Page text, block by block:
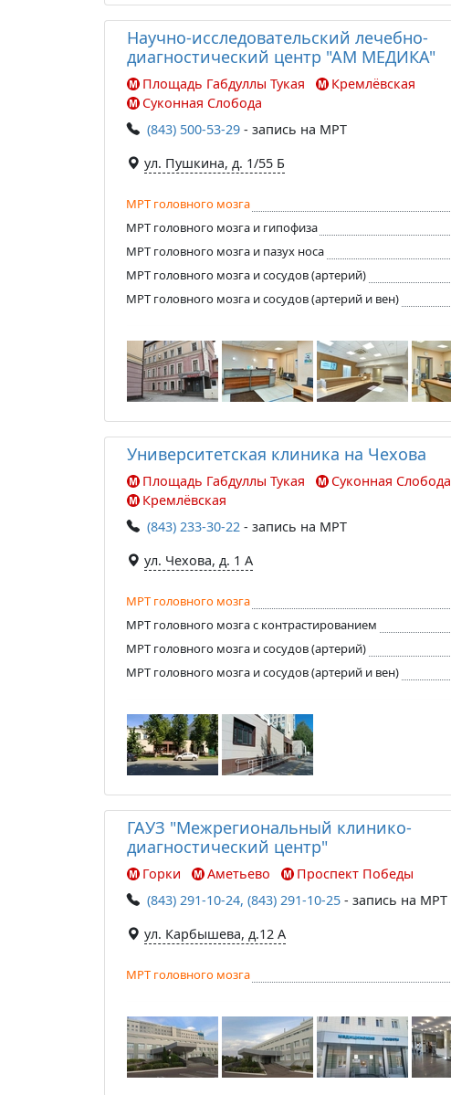
Научно-исследовательский лечебно-
диагностический центр "АМ МЕДИКА"
Площадь Габдуллы Тукая
Кремлёвская
Суконная Слобода
(843) 500-53-29 - запись на МРТ
ул. Пушкина, д. 1/55 Б
МРТ головного мозга
МРТ головного мозга и гипофиза
МРТ головного мозга и пазух носа
МРТ головного мозга и сосудов (артерий)
МРТ головного мозга и сосудов (артерий и вен)
Университетская клиника на Чехова
Площадь Габдуллы Тукая
Суконная Слобода
Кремлёвская
(843) 233-30-22 - запись на МРТ
ул. Чехова, д. 1 А
МРТ головного мозга
МРТ головного мозга с контрастированием
МРТ головного мозга и сосудов (артерий)
МРТ головного мозга и сосудов (артерий и вен)
ГАУЗ "Межрегиональный клинико-
диагностический центр"
Горки Аметьево
Проспект Победы
(843) 291-10-24, (843) 291-10-25 - запись на МРТ
ул. Карбышева, д.12 А
МРТ головного мозга